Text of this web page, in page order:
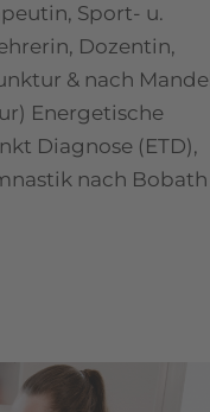
Sport- u.
Dozentin,
& nach Mandel
Energetische
Diagnose (ETD),
nach Bobath